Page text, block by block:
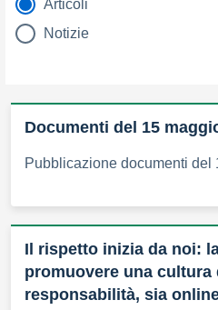
tipologia di articoli
Articoli
Notizie
Documenti del 15
Pubblicazione documenti del
Il rispetto inizia da noi:
promuovere una
responsabilità, sia